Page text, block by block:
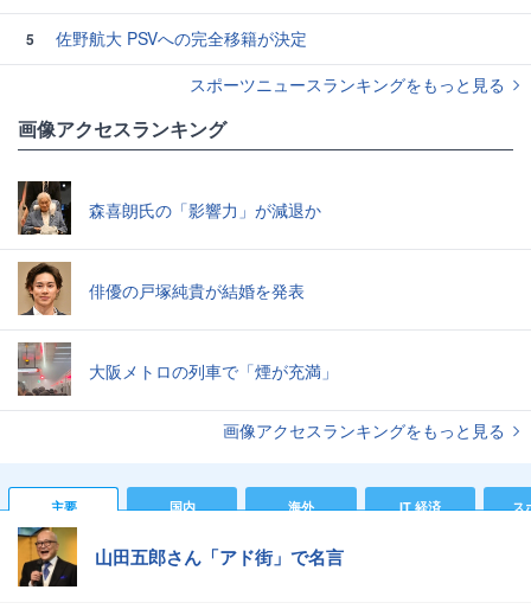
5
佐野航大 PSVへの完全移籍が決定
スポーツニュースランキングをもっと見る
画像アクセスランキング
森喜朗氏の「影響力」が減退か
俳優の戸塚純貴が結婚を発表
大阪メトロの列車で「煙が充満」
画像アクセスランキングをもっと見る
主要 国内 海外 IT 経済 ス
山田五郎さん「アド街」で名言